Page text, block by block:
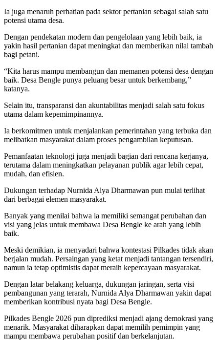
Ia juga menaruh perhatian pada sektor pertanian sebagai salah satu
potensi utama desa.
Dengan pendekatan modern dan pengelolaan yang lebih baik, ia
yakin hasil pertanian dapat meningkat dan memberikan nilai tambah
bagi petani.
“Kita harus mampu membangun dan memanen potensi desa dengan
baik. Desa Bengle punya peluang besar untuk berkembang,”
katanya.
Selain itu, transparansi dan akuntabilitas menjadi salah satu fokus
utama dalam kepemimpinannya.
Ia berkomitmen untuk menjalankan pemerintahan yang terbuka dan
melibatkan masyarakat dalam proses pengambilan keputusan.
Pemanfaatan teknologi juga menjadi bagian dari rencana kerjanya,
terutama dalam meningkatkan pelayanan publik agar lebih cepat,
mudah, dan efisien.
Dukungan terhadap Nurnida Alya Dharmawan pun mulai terlihat
dari berbagai elemen masyarakat.
Banyak yang menilai bahwa ia memiliki semangat perubahan dan
visi yang jelas untuk membawa Desa Bengle ke arah yang lebih
baik.
Meski demikian, ia menyadari bahwa kontestasi Pilkades tidak akan
berjalan mudah. Persaingan yang ketat menjadi tantangan tersendiri,
namun ia tetap optimistis dapat meraih kepercayaan masyarakat.
Dengan latar belakang keluarga, dukungan jaringan, serta visi
pembangunan yang terarah, Nurnida Alya Dharmawan yakin dapat
memberikan kontribusi nyata bagi Desa Bengle.
Pilkades Bengle 2026 pun diprediksi menjadi ajang demokrasi yang
menarik. Masyarakat diharapkan dapat memilih pemimpin yang
mampu membawa perubahan positif dan berkelanjutan.